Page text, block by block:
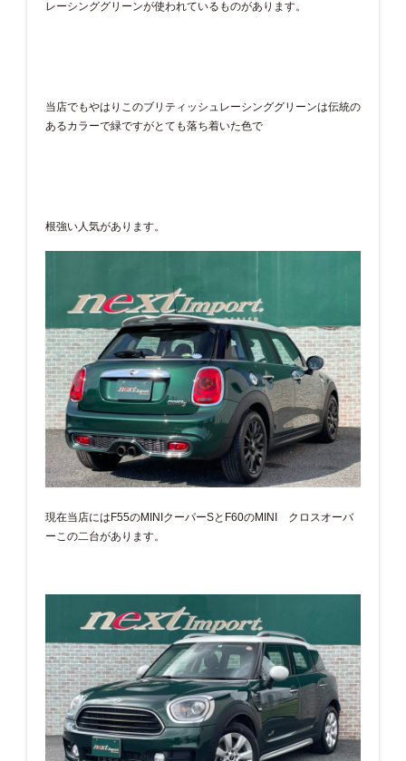
レーシンググリーンが使われているものがあります。
当店でもやはりこのブリティッシュレーシンググリーンは伝統の
あるカラーで緑ですがとても落ち着いた色で
根強い人気があります。
現在当店にはF55のMINIクーパーSとF60のMINI クロスオーバ
ーこの二台があります。